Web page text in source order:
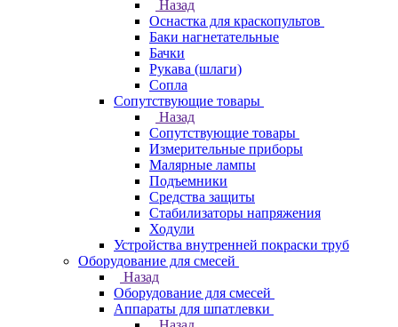
Назад
Оснастка для краскопультов
Баки нагнетательные
Бачки
Рукава (шлаги)
Сопла
Сопутствующие товары
Назад
Сопутствующие товары
Измерительные приборы
Малярные лампы
Подъемники
Средства защиты
Стабилизаторы напряжения
Ходули
Устройства внутренней покраски труб
Оборудование для смесей
Назад
Оборудование для смесей
Аппараты для шпатлевки